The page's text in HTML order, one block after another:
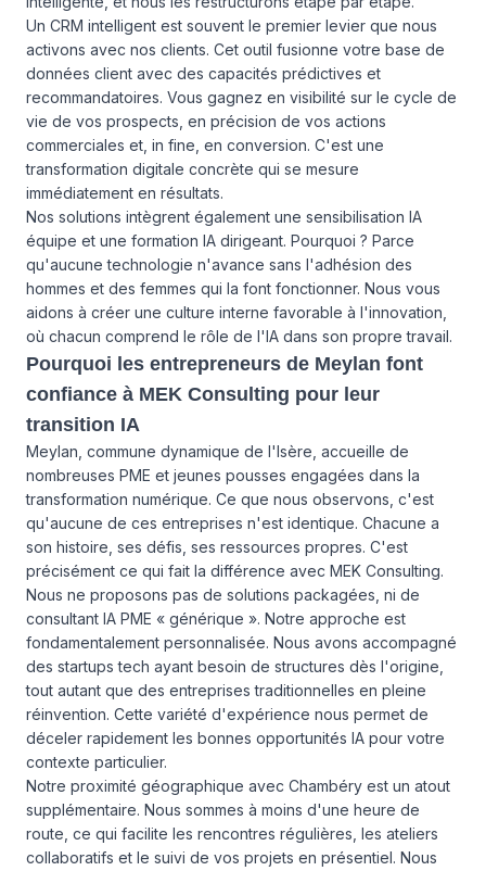
Un CRM intelligent est souvent le premier levier que nous
activons avec nos clients. Cet outil fusionne votre base de
données client avec des capacités prédictives et
recommandatoires. Vous gagnez en visibilité sur le cycle de
vie de vos prospects, en précision de vos actions
commerciales et, in fine, en conversion. C'est une
transformation digitale concrète qui se mesure
immédiatement en résultats.
Nos solutions intègrent également une sensibilisation IA
équipe et une formation IA dirigeant. Pourquoi ? Parce
qu'aucune technologie n'avance sans l'adhésion des
hommes et des femmes qui la font fonctionner. Nous vous
aidons à créer une culture interne favorable à l'innovation,
où chacun comprend le rôle de l'IA dans son propre travail.
Pourquoi les entrepreneurs de Meylan font
confiance à MEK Consulting pour leur
transition IA
Meylan, commune dynamique de l'Isère, accueille de
nombreuses PME et jeunes pousses engagées dans la
transformation numérique. Ce que nous observons, c'est
qu'aucune de ces entreprises n'est identique. Chacune a
son histoire, ses défis, ses ressources propres. C'est
précisément ce qui fait la différence avec MEK Consulting.
Nous ne proposons pas de solutions packagées, ni de
consultant IA PME « générique ». Notre approche est
fondamentalement personnalisée. Nous avons accompagné
des startups tech ayant besoin de structures dès l'origine,
tout autant que des entreprises traditionnelles en pleine
réinvention. Cette variété d'expérience nous permet de
déceler rapidement les bonnes opportunités IA pour votre
contexte particulier.
Notre proximité géographique avec Chambéry est un atout
supplémentaire. Nous sommes à moins d'une heure de
route, ce qui facilite les rencontres régulières, les ateliers
collaboratifs et le suivi de vos projets en présentiel. Nous